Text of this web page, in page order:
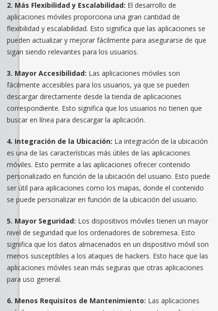
2. Más Flexibilidad y Escalabilidad: El desarrollo de
aplicaciones móviles proporciona una gran cantidad de
flexibilidad y escalabilidad. Esto significa que las aplicaciones se
pueden actualizar y mejorar fácilmente para asegurarse de que
sigan siendo relevantes para los usuarios.
3. Mayor Accesibilidad: Las aplicaciones móviles son
fácilmente accesibles para los usuarios, ya que se pueden
descargar directamente desde la tienda de aplicaciones
correspondiente. Esto significa que los usuarios no tienen que
buscar en línea para descargar la aplicación.
4. Integración de la Ubicación: La integración de la ubicación
es una de las características más útiles de las aplicaciones
móviles. Esto permite a las aplicaciones ofrecer contenido
personalizado en función de la ubicación del usuario. Esto puede
ser útil para aplicaciones como los mapas, donde el contenido
se puede personalizar en función de la ubicación del usuario.
5. Mayor Seguridad: Los dispositivos móviles tienen un mayor
nivel de seguridad que los ordenadores de sobremesa. Esto
significa que los datos almacenados en un dispositivo móvil son
menos susceptibles a los ataques de hackers. Esto hace que las
aplicaciones móviles sean más seguras que otras aplicaciones
para uso general.
6. Menos Requisitos de Mantenimiento: Las aplicaciones